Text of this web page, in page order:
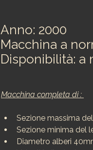
Anno: 2000
Macchina a
Disponibilità: a
Macchina completa di :
Sezione massima
Sezione minima del
Diametro alberi